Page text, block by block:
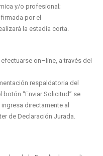
y/o profesional;
por el
la estadía corta.
on–line, a través del
respaldatoria del
“Enviar Solicitud” se
directamente al
de Declaración Jurada.